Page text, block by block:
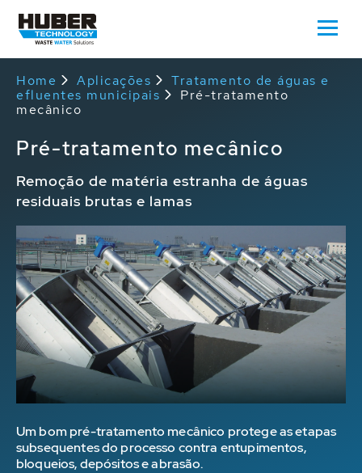
Home Aplicações
Tratamento de águas e
efluentes municipais
Pré-tratamento
mecânico
Pré-tratamento mecânico
Remoção de matéria estranha de águas
residuais brutas e lamas
Um bom pré-tratamento mecânico protege as etapas
subsequentes do processo contra entupimentos,
bloqueios, depósitos e abrasão.